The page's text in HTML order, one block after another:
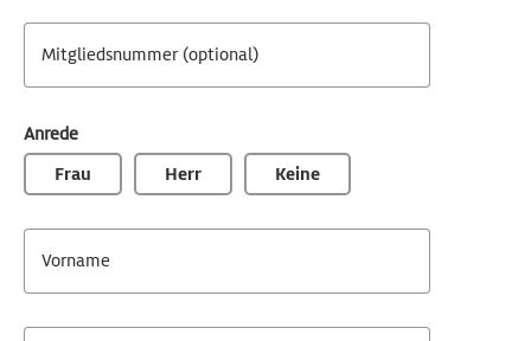
Mitgliedsnummer (optional)
Anrede
Frau
Herr Keine
Vorname